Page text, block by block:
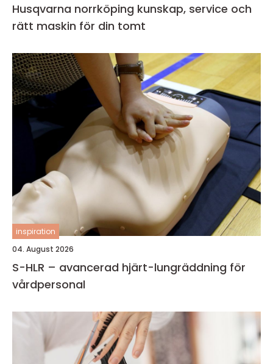
Husqvarna norrköping kunskap, service och
rätt maskin för din tomt
inspiration
04. August 2026
S-HLR – avancerad hjärt-lungräddning för
vårdpersonal